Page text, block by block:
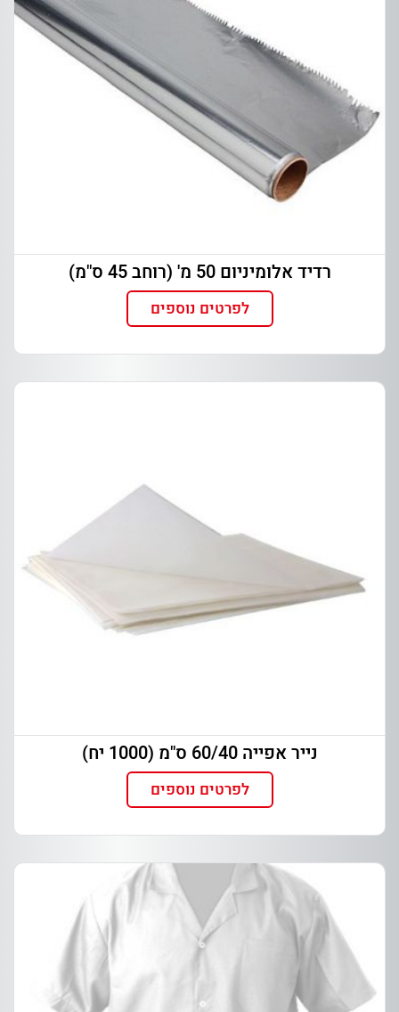
רדיד אלומיניום 50 מ' (רוחב 45 ס"מ)
לפרטים נוספים
נייר אפייה 60/40 ס"מ (1000 יח)
לפרטים נוספים